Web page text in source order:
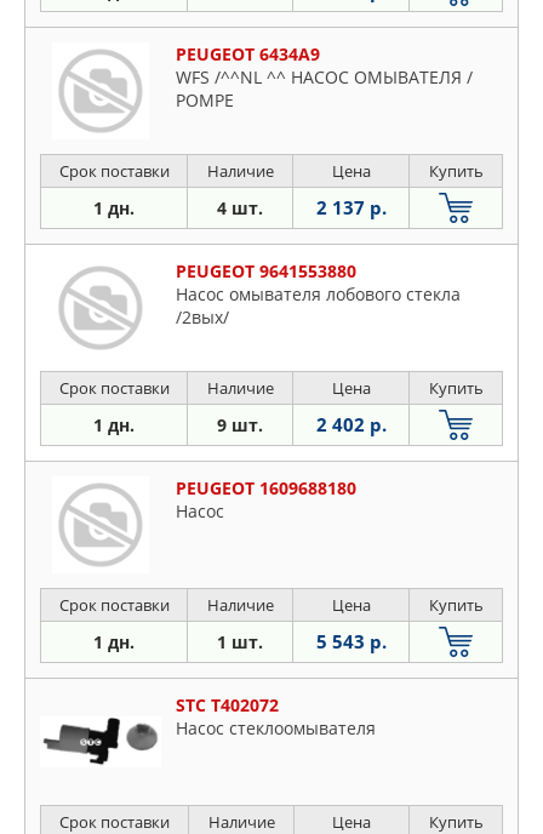
PEUGEOT 6434A9
WFS /^^NL ^^ НАСОС ОМЫВАТЕЛЯ /
POMPE
Срок поставки Наличие Цена Купить
1 дн. 4 шт. 2 137 р.
PEUGEOT 9641553880
Насос омывателя лобового стекла
/2вых/
Срок поставки Наличие Цена Купить
1 дн. 9 шт. 2 402 р.
PEUGEOT 1609688180
Насос
Срок поставки Наличие Цена Купить
1 дн. 1 шт. 5 543 р.
STC T402072
Насос стеклоомывателя
Срок поставки Наличие Цена Купить